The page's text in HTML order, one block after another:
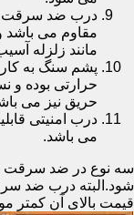
درب ضد سرقت
مقاوم می باشد
مانند زلزله
پشم سنگ به
حرارتی بوده و
حریق نیز می
درب امنیتی
می باشد.
سه نوع در ضد سرقت
شود.البته درب ضد
قیمت بالای آن کمتر